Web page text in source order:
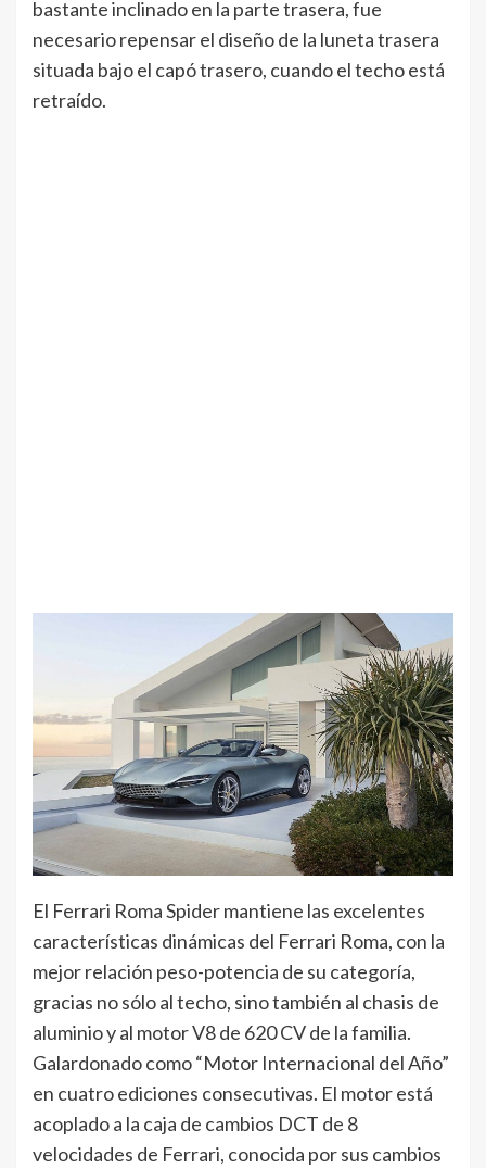
bastante inclinado en la parte trasera, fue
necesario repensar el diseño de la luneta trasera
situada bajo el capó trasero, cuando el techo está
retraído.
El Ferrari Roma Spider mantiene las excelentes
características dinámicas del Ferrari Roma, con la
mejor relación peso-potencia de su categoría,
gracias no sólo al techo, sino también al chasis de
aluminio y al motor V8 de 620 CV de la familia.
Galardonado como “Motor Internacional del Año”
en cuatro ediciones consecutivas. El motor está
acoplado a la caja de cambios DCT de 8
velocidades de Ferrari, conocida por sus cambios